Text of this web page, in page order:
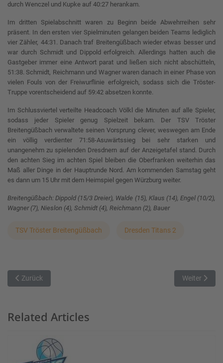
durch Wenczel und Kupke auf 40:27 herankam.
Im dritten Spielabschnitt waren zu Beginn beide Abwehrreihen sehr
präsent. In den ersten vier Spielminuten gelangen beiden Teams lediglich
vier Zähler, 44:31. Danach traf Breitengüßbach wieder etwas besser und
war durch Schmidt und Dippold erfolgreich. Allerdings hatten auch die
Gastgeber immer eine Antwort parat und ließen sich nicht abschütteln,
51:38. Schmidt, Reichmann und Wagner waren danach in einer Phase von
vielen Fouls von der Freiwurflinie erfolgreich, sodass sich die Tröster-
Truppe vorentscheidend auf 59:42 absetzen konnte.
Im Schlussviertel verteilte Headcoach Völkl die Minuten auf alle Spieler,
sodass jeder Spieler genug Spielzeit bekam. Der TSV Tröster
Breitengüßbach verwaltete seinen Vorsprung clever, weswegen am Ende
ein völlig verdienter 71:58-Asuwärtssieg bei sehr starken und
unangenehm zu spielenden Dresdnern auf der Anzeigetafel stand. Durch
den achten Sieg im achten Spiel bleiben die Oberfranken weiterhin das
Maß aller Dinge in der Hauptrunde Nord. Am kommenden Samstag geht
es dann um 15 Uhr mit dem Heimspiel gegen Würzburg weiter.
Breitengüßbach: Dippold (15/3 Dreier), Walde (15), Klaus (14), Engel (10/2),
Wagner (7), Nieslon (4), Schmidt (4), Reichmann (2), Bauer
TSV Tröster Breitengüßbach Dresden Titans 2
Vorheriger Beitrag: Titans 2 Sieglos im zweiten Spiel des
Zurück Nächster
Weiter
Related Articles